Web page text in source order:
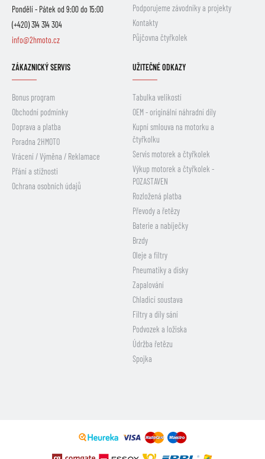
Pondělí - Pátek od 9:00 do 15:00
(+420) 314 314 304
info@2hmoto.cz
Podporujeme závodníky a projekty
Kontakty
Půjčovna čtyřkolek
ZÁKAZNICKÝ SERVIS
Bonus program
Obchodní podmínky
Doprava a platba
Poradna 2HMOTO
Vrácení / Výměna / Reklamace
Přání a stížnosti
Ochrana osobních údajů
UŽITEČNÉ ODKAZY
Tabulka velikostí
OEM - originální náhradní díly
Kupní smlouva na motorku a
čtyřkolku
Servis motorek a čtyřkolek
Výkup motorek a čtyřkolek -
POZASTAVEN
Rozložená platba
Převody a řetězy
Baterie a nabíječky
Brzdy
Oleje a filtry
Pneumatiky a disky
Zapalování
Chladicí soustava
Filtry a díly sání
Podvozek a ložiska
Údržba řetězu
Spojka